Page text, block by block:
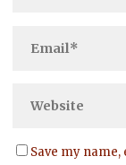
Save my